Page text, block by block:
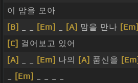
이 맘을 모아
[B]
[Em] [A] 맘을 만나 [Em]
[C] 걸어보고 있어
[A]
[Em] 나의 [A] 품신을 [Em]
[Em]